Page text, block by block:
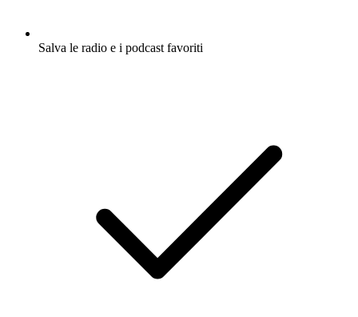
Salva le radio e i podcast favoriti